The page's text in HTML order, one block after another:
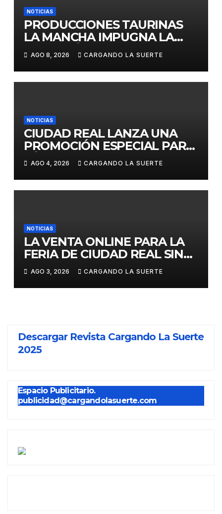
NOTICIAS
PRODUCCIONES TAURINAS
LA MANCHA IMPUGNA LA
LICITACIÓN DE LA CORRIDA
DE DAIMIEL AL CONSIDERAR
VULNERADA LA LIBRE
COMPETENCIA
AGO 8, 2026 CARGANDO LA SUERTE
NOTICIAS
CIUDAD REAL LANZA UNA
PROMOCIÓN ESPECIAL PARA
JÓVENES MENORES DE 25
AÑOS EN LAS DOS GRANDES
CITAS DEL ABONO
AGO 4, 2026 CARGANDO LA SUERTE
NOTICIAS
LA VENTA ONLINE PARA LA
FERIA DE CIUDAD REAL SIN
GASTOS DE GESTION HASTA
EL DOMINGO
AGO 3, 2026 CARGANDO LA SUERTE
Descargar Revista Cargando La Suerte
2025
Espacio Publicitario.
publicidad@cargandolasuerte.com